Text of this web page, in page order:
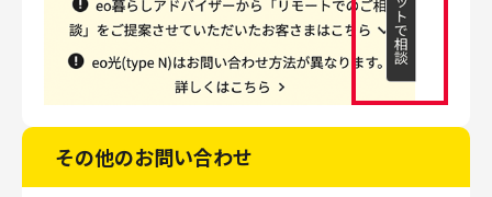
その他のお問い合わせ